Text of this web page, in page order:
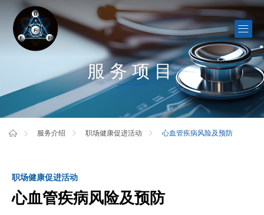
服务项目
服务介绍 职场健康促进活动 心血管疾病风险及预防
职场健康促进活动
心血管疾病风险及预防